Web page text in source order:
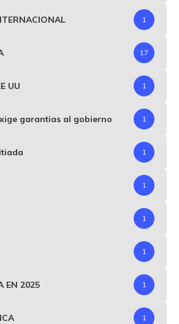
1
17
UU 1
garantias al gobierno 1
1
1
1
1
EN 2025 1
1